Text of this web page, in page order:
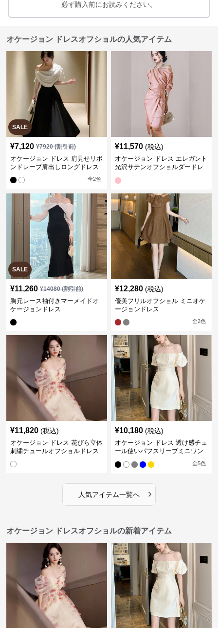
必ず購入前にお読みください。
オケージョン ドレスオフショルの人気アイテム
SALE
¥7,120 ¥7920(割引前)
オケージョン ドレス 肩見せリボ
ンドレープ肩出しロングドレス
全2色
¥11,570 (税込)
オケージョン ドレス エレガント
光沢サテンオフショルダードレ
SALE
¥11,260 ¥14080(割引前)
胸元レース袖付きマーメイドオ
ケージョンドレス
¥12,280 (税込)
優美フリルオフショル ミニオケ
ージョンドレス
全2色
¥11,820 (税込)
オケージョン ドレス 花びら立体
刺繍チュールオフショルドレス
¥10,180 (税込)
オケージョン ドレス 透け感チュ
ール使いパフスリーブミニワン
全5色
人気アイテム一覧へ ›
オケージョン ドレスオフショルの新着アイテム